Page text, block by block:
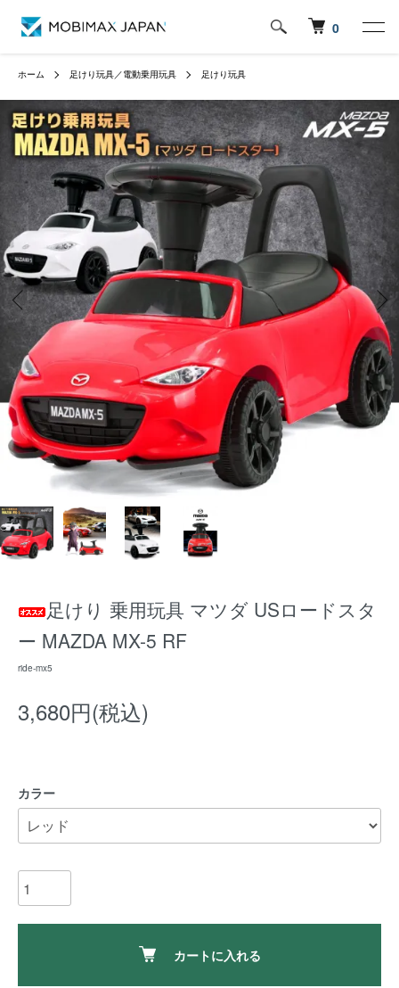
0
ホーム 足けり玩具／電動乗用玩具 足けり玩具
足けり 乗用玩具 マツダ USロードスタ
ー MAZDA MX-5 RF
ride-mx5
3,680円(税込)
カラー
カートに入れる